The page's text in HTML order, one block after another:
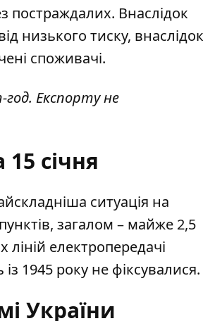
постраждалих. Внаслідок
низького тиску, внаслідок
споживачі.
Експорту не
січня
ситуація на
загалом – майже 2,5
електропередачі
1945 року не фіксувалися.
України